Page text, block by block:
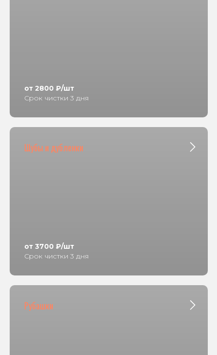
от 2800 ₽/шт
Срок чистки 3 дня
Шубы и дубленки
от 3700 ₽/шт
Срок чистки 3 дня
Рубашки